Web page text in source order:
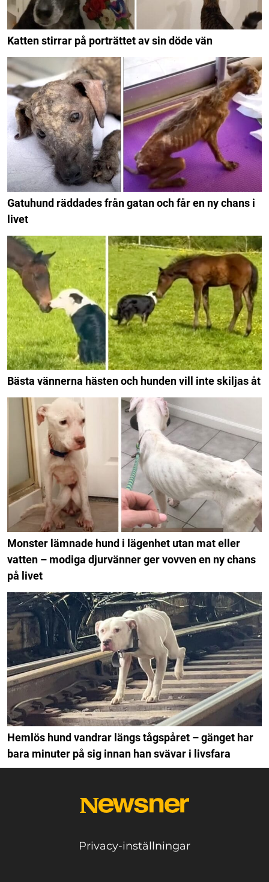
Katten stirrar på porträttet av sin döde vän
Gatuhund räddades från gatan och får en ny chans i
livet
Bästa vännerna hästen och hunden vill inte skiljas åt
Monster lämnade hund i lägenhet utan mat eller
vatten – modiga djurvänner ger vovven en ny chans
på livet
Hemlös hund vandrar längs tågspåret – gänget har
bara minuter på sig innan han svävar i livsfara
Privacy-inställningar